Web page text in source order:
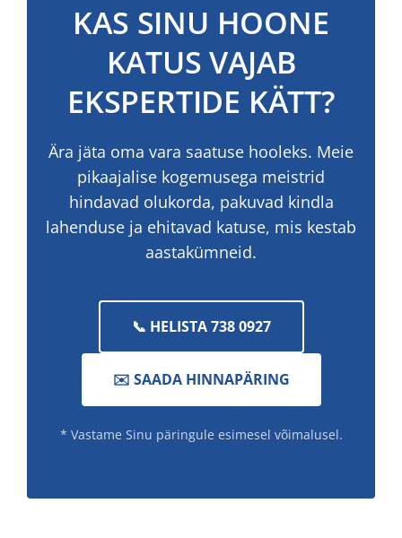
KAS SINU HOONE
KATUS VAJAB
EKSPERTIDE KÄTT?
Ära jäta oma vara saatuse hooleks. Meie
pikaajalise kogemusega meistrid
hindavad olukorda, pakuvad kindla
lahenduse ja ehitavad katuse, mis kestab
aastakümneid.
📞 HELISTA 738 0927
✉️ SAADA HINNAPÄRING
* Vastame Sinu päringule esimesel võimalusel.